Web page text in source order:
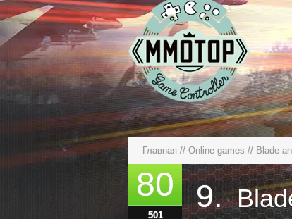
Главная // Online games // Blade
80
501
9.